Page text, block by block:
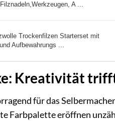
A ...
Trockenfilzen Starterset mit
Aufbewahrungs ...
Kreativität
für das
Farbpalette eröffnen